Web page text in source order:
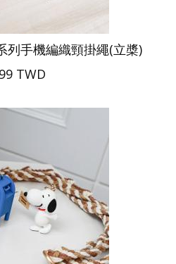
手機編織頸掛繩(立槳)
TWD